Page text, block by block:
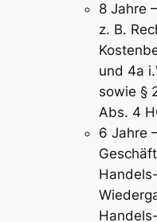
8 Jahre
z. B.
und 4a
sowie §
Abs. 4
6 Jahre